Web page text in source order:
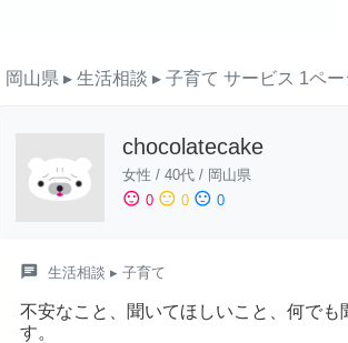
岡山県 ▸ 生活相談 ▸ 子育て サービス 1ペー
chocolatecake
女性 / 40代 / 岡山県
sentiment_satisfied 0 sentiment_neutral 0 sentiment_dissatisfied 0
chat 生活相談 ▸ 子育て
不安なこと、聞いてほしいこと、何でも
す。